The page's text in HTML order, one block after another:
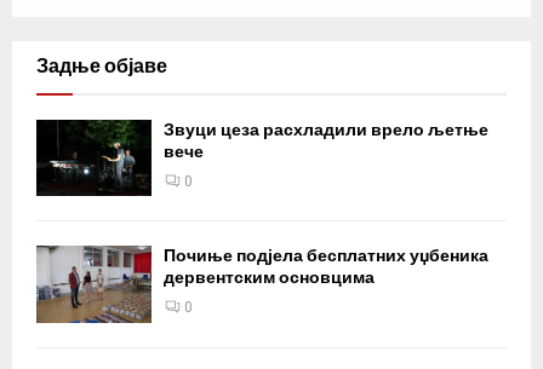
Задње објаве
Звуци цеза расхладили врело љетње
вече
0
Почиње подјела бесплатних уџбеника
дервентским основцима
0